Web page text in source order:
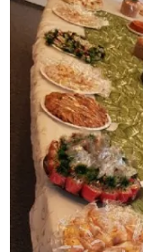
COFFEE BREAK
COFFEE BREAK
COFFEE BREAK FIT
COFFEE BREAK
COFFEE BREAK
COFFEE BREAK
COFFEE BREAK